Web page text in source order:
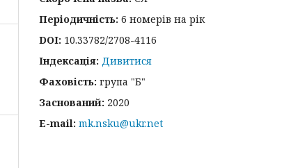
Періодичність: 6 номерів на рік
DOI: 10.33782/2708-4116
Індексація: Дивитися
Фаховість: група "Б"
Заснований: 2020
E-mail: mk.nsku@ukr.net